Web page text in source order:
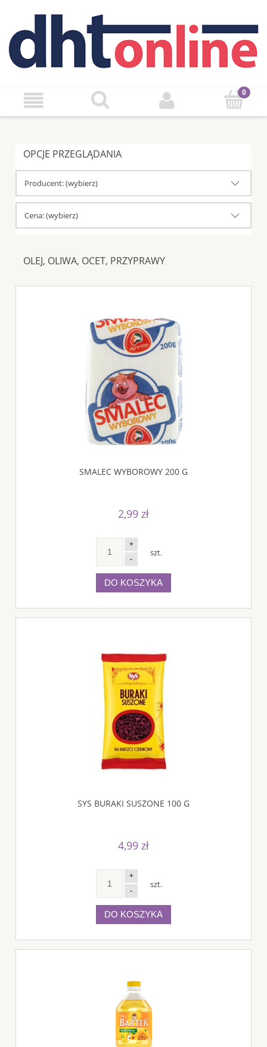
OPCJE PRZEGLĄDANIA
Producent: (wybierz)
Cena: (wybierz)
OLEJ, OLIWA, OCET, PRZYPRAWY
SMALEC WYBOROWY 200 G
2,99 zł
+
-
szt.
DO KOSZYKA
SYS BURAKI SUSZONE 100 G
4,99 zł
+
-
szt.
DO KOSZYKA